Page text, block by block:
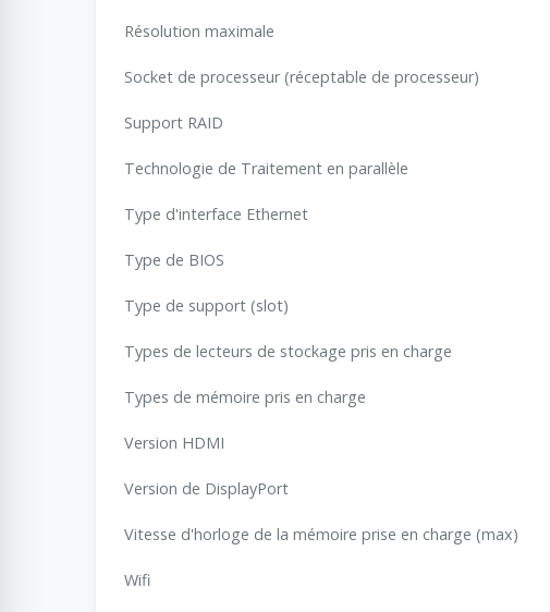
Résolution maximale
Socket de processeur (réceptable de processeur)
Support RAID
Technologie de Traitement en parallèle
Type d'interface Ethernet
Type de BIOS
Type de support (slot)
Types de lecteurs de stockage pris en charge
Types de mémoire pris en charge
Version HDMI
Version de DisplayPort
Vitesse d'horloge de la mémoire prise en charge (max)
Wifi